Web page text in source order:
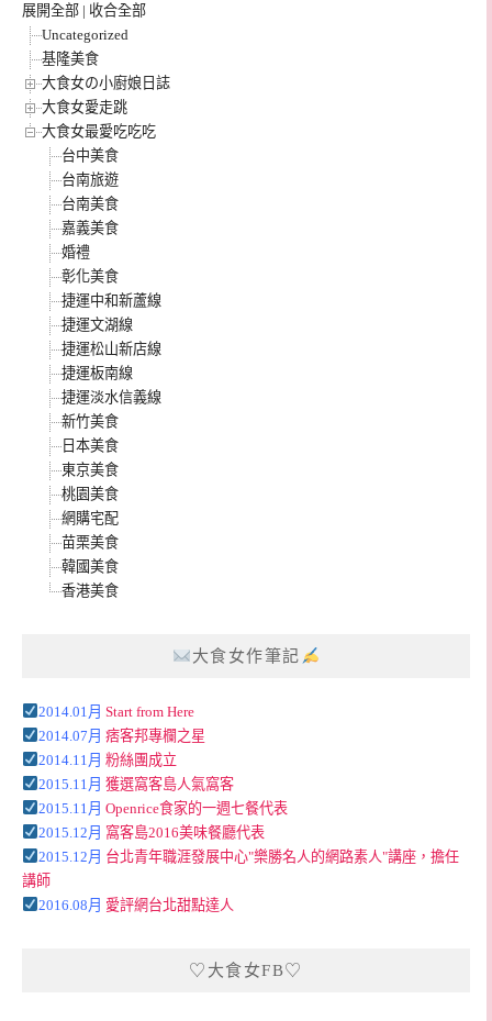
展開全部 | 收合全部
Uncategorized
基隆美食
大食女の小廚娘日誌
大食女愛走跳
大食女最愛吃吃吃
台中美食
台南旅遊
台南美食
嘉義美食
婚禮
彰化美食
捷運中和新蘆線
捷運文湖線
捷運松山新店線
捷運板南線
捷運淡水信義線
新竹美食
日本美食
東京美食
桃園美食
網購宅配
苗栗美食
韓國美食
香港美食
大食女作筆記
2014.01月 Start from Here
2014.07月 痞客邦專欄之星
2014.11月 粉絲團成立
2015.11月 獲選窩客島人氣窩客
2015.11月 Openrice食家的一週七餐代表
2015.12月 窩客島2016美味餐廳代表
2015.12月 台北青年職涯發展中心"樂勝名人的網路素人"講座，擔任
講師
2016.08月 愛評網台北甜點達人
♡大食女FB♡